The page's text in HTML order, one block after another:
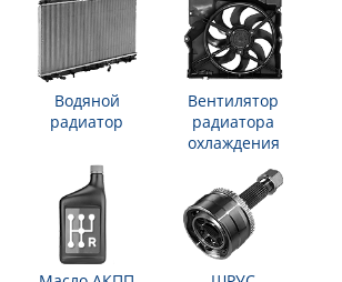
Водяной
радиатор
Вентилятор
радиатора
охлаждения